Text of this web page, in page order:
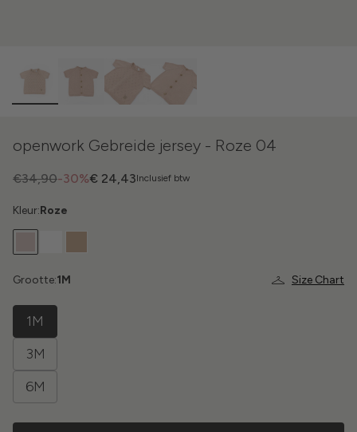
openwork Gebreide jersey - Roze 04
Inclusief btw
-30%
€34,90 € 24,43
Kleur:Roze
Size Chart
Grootte:1M
1M
3M
6M